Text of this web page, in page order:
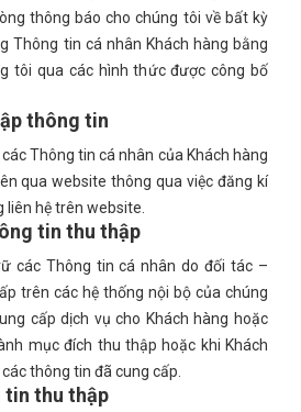
thông báo cho chúng tôi về bất kỳ
Thông tin cá nhân Khách hàng bằng
tôi qua các hình thức được công bố
thông tin
Thông tin cá nhân của Khách hàng
qua website thông qua việc đăng kí
liên hệ trên website.
tin thu thập
các Thông tin cá nhân do đối tác –
trên các hệ thống nội bộ của chúng
cấp dịch vụ cho Khách hàng hoặc
mục đích thu thập hoặc khi Khách
thông tin đã cung cấp.
tin thu thập